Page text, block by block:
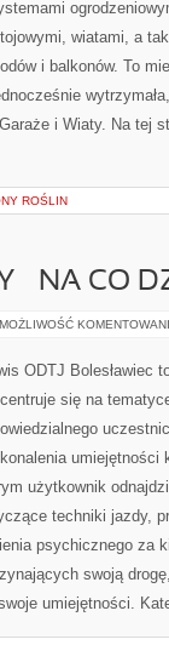
wiatami, a
i balkonów. To
i Wiaty. Na tej
ROŚLIN
– NA CO
MOŻLIWOŚĆ
ODTJ Bolesławiec
się na
umiejętności
użytkownik
techniki jazdy,
psychicznego za
swoją
umiejętności.